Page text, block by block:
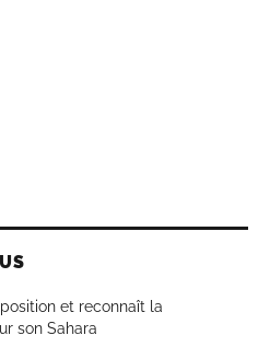
et reconnaît la
son Sahara